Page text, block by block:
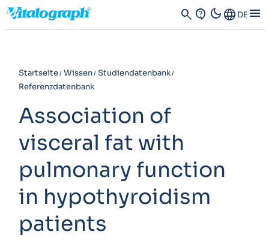
search contact_support dark_modeLanguage DE menu
Startseite Wissen Studiendatenbank
Referenzdatenbank
Association of
visceral fat with
pulmonary function
in hypothyroidism
patients